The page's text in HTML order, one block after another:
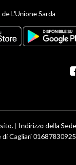
L'Unione Sarda
| Indirizzo della
Cagliari 01687830925